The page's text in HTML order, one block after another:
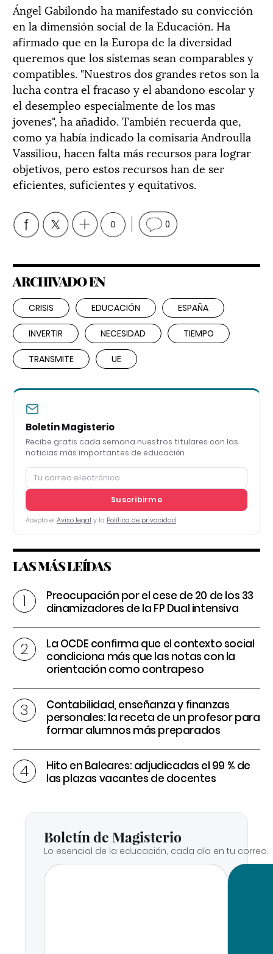
Ángel Gabilondo ha manifestado su convicción
en la dimensión social de la Educación. Ha
afirmado que en la Europa de la diversidad
queremos que los sistemas sean comparables y
compatibles. "Nuestros dos grandes retos son la
lucha contra el fracaso y el abandono escolar y
el desempleo especialmente de los mas
jovenes", ha añadido. También recuerda que,
como ya había indicado la comisaria Androulla
Vassiliou, hacen falta más recursos para lograr
objetivos, pero estos recursos han de ser
eficientes, suficientes y equitativos.
0 0
ARCHIVADO EN
CRISIS EDUCACIÓN ESPAÑA
INVERTIR NECESIDAD TIEMPO
TRANSMITE UE
Boletín Magisterio
Recibe gratis cada semana nuestros titulares con las
noticias más importantes de educación
Suscribirme
Acepto el Aviso legal y la Política de privacidad
LAS MÁS LEÍDAS
Preocupación por el cese de 20 de los 33
dinamizadores de la FP Dual intensiva
La OCDE confirma que el contexto social
condiciona más que las notas con la
orientación como contrapeso
Contabilidad, enseñanza y finanzas
personales: la receta de un profesor para
formar alumnos más preparados
Hito en Baleares: adjudicadas el 99 % de
las plazas vacantes de docentes
Boletín de Magisterio
Lo esencial de la educación, cada día en tu correo.